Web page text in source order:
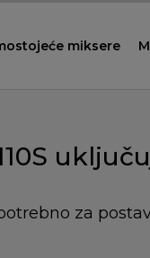
miksere
za